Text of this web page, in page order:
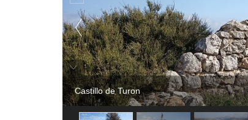
Castillo de Turon